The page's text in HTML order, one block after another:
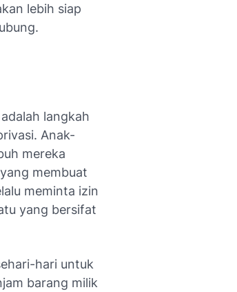
lebih siap
langkah
Anak-
mereka
membuat
meminta izin
yang bersifat
hari untuk
barang milik